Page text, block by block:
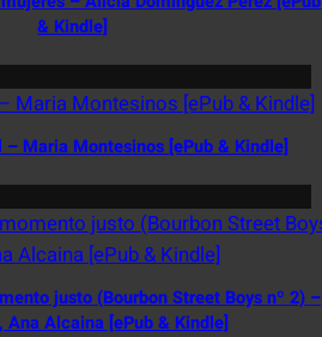
& Kindle]
– Maria Montesinos [ePub & Kindle]
justo (Bourbon Street Boys nº 2) –
Ana Alcaina [ePub & Kindle]